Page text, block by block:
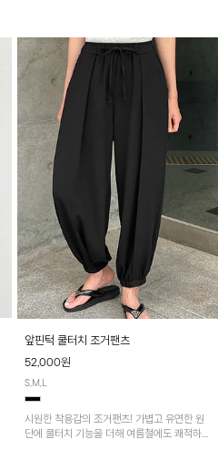
앞핀턱 쿨터치 조거팬츠
52,000원
S,M,L
시원한 착용감의 조거팬츠! 가볍고 유연한 원
단에 쿨터치 기능을 더해 여름철에도 쾌적하게